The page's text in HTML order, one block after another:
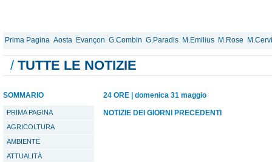
Prima Pagina Aosta Evançon G.Combin G.Paradis M.Emilius M.Rose
/ TUTTE LE NOTIZIE
SOMMARIO
PRIMA PAGINA
AGRICOLTURA
AMBIENTE
ATTUALITÀ
24 ORE domenica 31 maggio
NOTIZIE DEI GIORNI PRECEDENTI